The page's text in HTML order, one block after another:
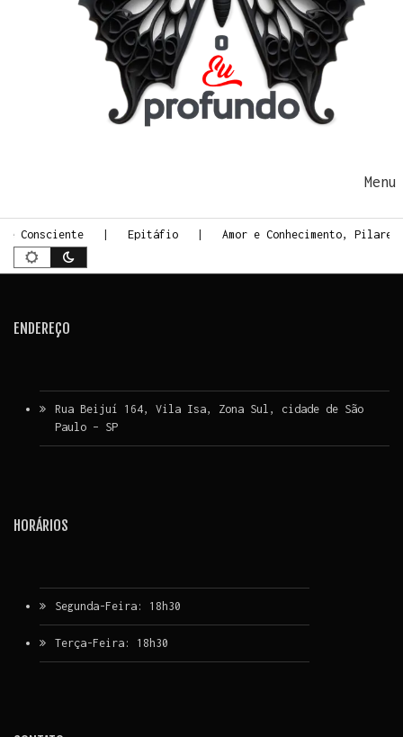
Consciente Epitáfio Amor e Conhecimento,
ENDEREÇO
Rua Beijuí 164, Vila Isa, Zona Sul, cidade de São
Paulo – SP
HORÁRIOS
Segunda-Feira: 18h30
Terça-Feira: 18h30